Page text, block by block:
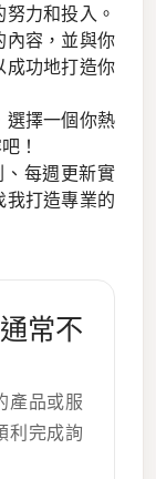
力和投入。
內容，並與你
成功地打造你
選擇一個你熱
！
每週更新實
打造專業的
常不
產品或服
利完成詢